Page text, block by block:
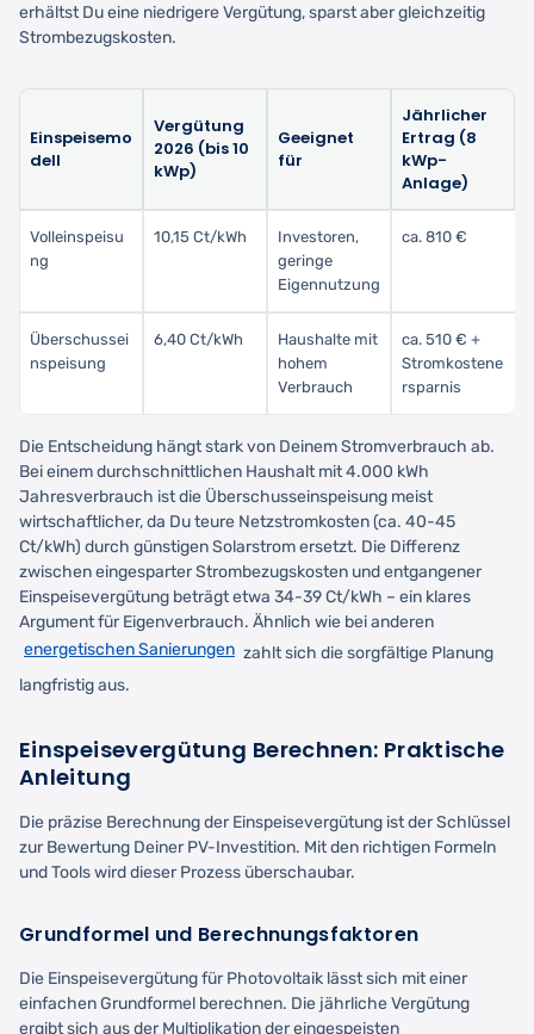
erhältst Du eine niedrigere Vergütung, sparst aber gleichzeitig
Strombezugskosten.
Einspeisemo
dell
Vergütung
2026 (bis 10
kWp)
Geeignet
für
Jährlicher
Ertrag (8
kWp-
Anlage)
Volleinspeisu
ng
10,15 Ct/kWh
Investoren,
geringe
Eigennutzung
ca. 810 €
Überschussei
nspeisung
6,40 Ct/kWh
Haushalte mit
hohem
Verbrauch
ca. 510 € +
Stromkostene
rsparnis
Die Entscheidung hängt stark von Deinem Stromverbrauch ab.
Bei einem durchschnittlichen Haushalt mit 4.000 kWh
Jahresverbrauch ist die Überschusseinspeisung meist
wirtschaftlicher, da Du teure Netzstromkosten (ca. 40-45
Ct/kWh) durch günstigen Solarstrom ersetzt. Die Differenz
zwischen eingesparter Strombezugskosten und entgangener
Einspeisevergütung beträgt etwa 34-39 Ct/kWh – ein klares
Argument für Eigenverbrauch. Ähnlich wie bei anderen
energetischen Sanierungen zahlt sich die sorgfältige Planung
langfristig aus.
Einspeisevergütung Berechnen: Praktische
Anleitung
Die präzise Berechnung der Einspeisevergütung ist der Schlüssel
zur Bewertung Deiner PV-Investition. Mit den richtigen Formeln
und Tools wird dieser Prozess überschaubar.
Grundformel und Berechnungsfaktoren
Die Einspeisevergütung für Photovoltaik lässt sich mit einer
einfachen Grundformel berechnen. Die jährliche Vergütung
ergibt sich aus der Multiplikation der eingespeisten